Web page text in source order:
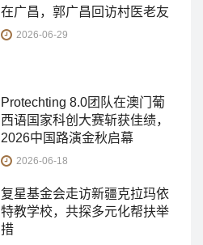
在广昌，郭广昌回访村医老友
2026-06-29
Protechting 8.0团队在澳门葡
西语国家科创大赛斩获佳绩，
2026中国路演金秋启幕
2026-06-18
复星基金会走访新疆克拉玛依
特教学校，共探多元化帮扶举
措